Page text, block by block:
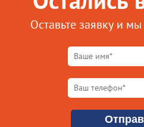
Оставьте заявку и